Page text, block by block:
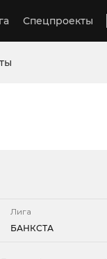
Спецпроекты
Лига
БАНКСТА